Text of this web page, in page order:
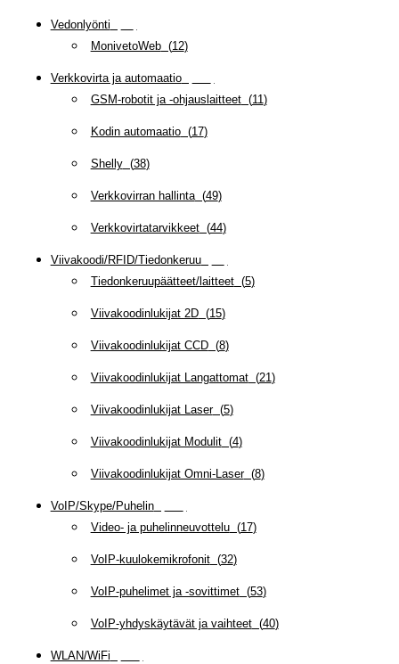
Vedonlyönti
MonivetoWeb(12)
Verkkovirta ja automaatio(
GSM-robotit ja -ohjauslaitteet(11 )
Kodin automaatio(17)
Shelly(38)
Verkkovirran hallinta(49)
Verkkovirtatarvikkeet(44)
Viivakoodi/RFID/Tiedonkeruu(
Tiedonkeruupäätteet/laitteet(5)
Viivakoodinlukijat 2D(15)
Viivakoodinlukijat CCD(8)
Viivakoodinlukijat Langattomat(21 )
Viivakoodinlukijat Laser(5)
Viivakoodinlukijat Modulit(4)
Viivakoodinlukijat Omni-Laser(8)
VoIP/Skype/Puhelin(
Video- ja puhelinneuvottelu(17)
VoIP-kuulokemikrofonit(32)
VoIP-puhelimet ja -sovittimet(53)
VoIP-yhdyskäytävät ja vaihteet(40)
WLAN/WiFi